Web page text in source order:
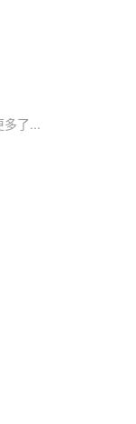
多了...